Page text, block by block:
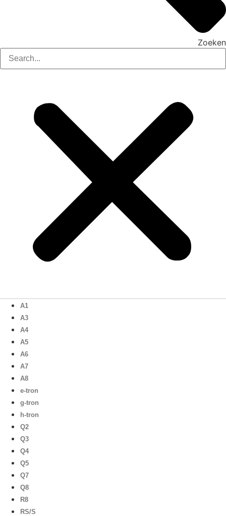
Zoeken
A1
A3
A4
A5
A6
A7
A8
e-tron
g-tron
h-tron
Q2
Q3
Q4
Q5
Q7
Q8
R8
RS/S